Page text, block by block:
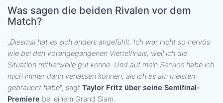
Was sagen die beiden Rivalen vor dem
Match?
„Diesmal hat es sich anders angefühlt. Ich war nicht so nervös
wie bei den vorangegangenen Viertelfinals, weil ich die
Situation mittlerweile gut kenne. Und auf mein Service habe ich
mich immer dann verlassen können, als ich es am meisten
gebraucht habe", sagt Taylor Fritz über seine Semifinal-
Premiere bei einem Grand Slam.